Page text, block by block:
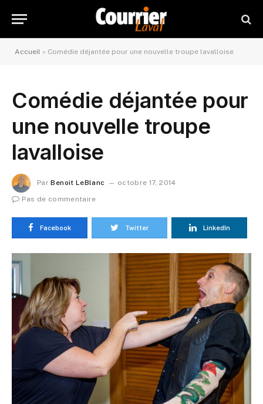
Accueil » Comédie déjantée pour une nouvelle troupe lavalloise
Comédie déjantée pour
une nouvelle troupe
lavalloise
Par Benoit LeBlanc
octobre 17, 2014
Pas de commentaire
Facebook Twitter LinkedIn